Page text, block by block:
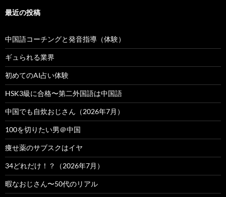
最近の投稿
中国語コーチングと発音指導（体験）
ギュられる業界
初めてのAI占い体験
HSK3級に合格〜第二外国語は中国語
中国でも自炊おじさん（2026年7月）
100を切りたい男＠中国
痩せ薬のサブスクはイヤ
34どれだけ！？（2026年7月）
暇なおじさん〜50代のリアル